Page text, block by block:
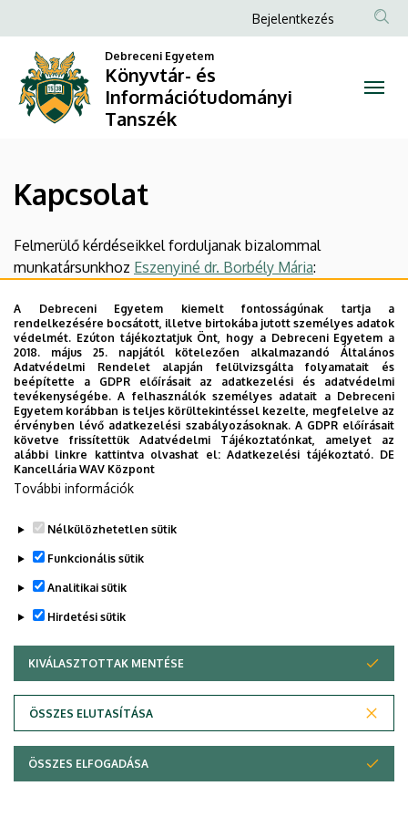
Könyvtár-
Tanszék
a
tartalomra
Anonim
menüje
Bejelentkezés
Debreceni Egyetem
Könyvtár- és
Információtudományi
Tanszék
Kapcsolat
Felmerülő kérdéseikkel forduljanak bizalommal
munkatársunkhoz Eszenyiné dr. Borbély Mária:
Legutóbbi frissítés: 2026. 01. 15. 16:26
Adatvédelem
Szerzői jog © 2026 Unideb
A Debreceni Egyetem kiemelt fontosságúnak tartja a
rendelkezésére bocsátott, illetve birtokába jutott személyes adatok
védelmét. Ezúton tájékoztatjuk Önt, hogy a Debreceni Egyetem a
2018. május 25. napjától kötelezően alkalmazandó Általános
Adatvédelmi Rendelet alapján felülvizsgálta folyamatait és
beépítette a GDPR előírásait az adatkezelési és adatvédelmi
tevékenységébe. A felhasználók személyes adatait a Debreceni
Egyetem korábban is teljes körültekintéssel kezelte, megfelelve az
érvényben lévő adatkezelési szabályozásoknak. A GDPR előírásait
követve frissítettük Adatvédelmi Tájékoztatónkat, amelyet az
alábbi linkre kattintva olvashat el:Adatkezelési tájékoztató. DE
Kancellária WAV Központ
További információk
Nélkülözhetetlen sütik
Funkcionális sütik
Analitikai sütik
Hirdetési sütik
KIVÁLASZTOTTAK MENTÉSE
ÖSSZES ELUTASÍTÁSA
WITHDRAW CONSENT
ÖSSZES ELFOGADÁSA